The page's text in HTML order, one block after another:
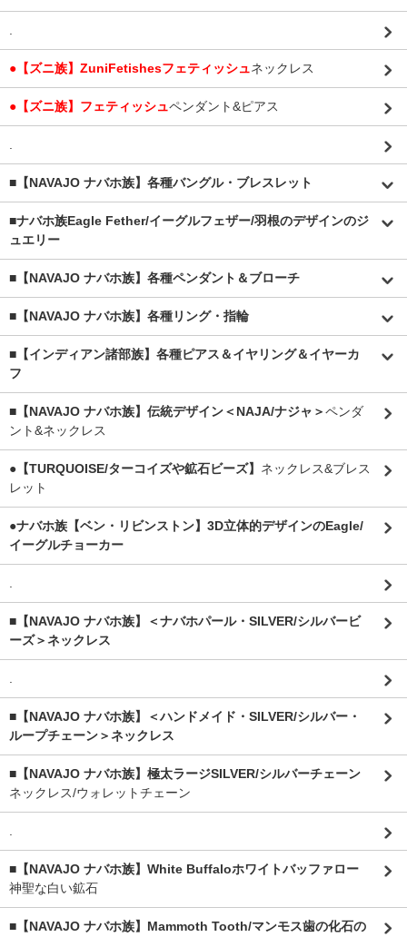
.
●【ズニ族】ZuniFetishesフェティッシュネックレス
●【ズニ族】フェティッシュペンダント&ピアス
.
■【NAVAJO ナバホ族】各種バングル・ブレスレット
■ナバホ族Eagle Fether/イーグルフェザー/羽根のデザインのジ
ュエリー
■【NAVAJO ナバホ族】各種ペンダント＆ブローチ
■【NAVAJO ナバホ族】各種リング・指輪
■【インディアン諸部族】各種ピアス＆イヤリング＆イヤーカ
フ
■【NAVAJO ナバホ族】伝統デザイン＜NAJA/ナジャ＞ペンダ
ント&ネックレス
●【TURQUOISE/ターコイズや鉱石ビーズ】 ネックレス&ブレス
レット
●ナバホ族【ベン・リビンストン】3D立体的デザインのEagle/
イーグルチョーカー
.
■【NAVAJO ナバホ族】＜ナバホパール・SILVER/シルバービ
ーズ＞ネックレス
.
■【NAVAJO ナバホ族】＜ハンドメイド・SILVER/シルバー・
ループチェーン＞ネックレス
■【NAVAJO ナバホ族】極太ラージSILVER/シルバーチェーン
ネックレス/ウォレットチェーン
.
■【NAVAJO ナバホ族】White Buffaloホワイトバッファロー
神聖な白い鉱石
■【NAVAJO ナバホ族】Mammoth Tooth/マンモス歯の化石の